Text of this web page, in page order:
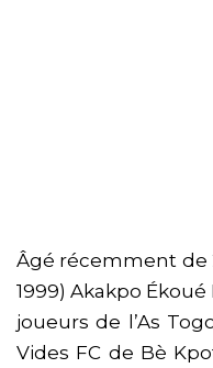
Âgé récemment de
1999) Akakpo
joueurs de l’As
Vides FC de Bè